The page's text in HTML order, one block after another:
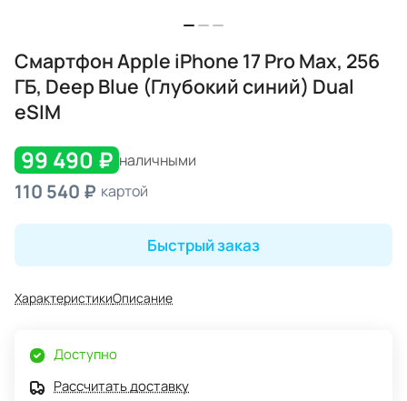
Смартфон Apple iPhone 17 Pro Max, 256
ГБ, Deep Blue (Глубокий синий) Dual
eSIM
99 490 ₽ наличными
110 540 ₽ картой
Быстрый заказ
ХарактеристикиОписание
Доступно
Рассчитать доставку